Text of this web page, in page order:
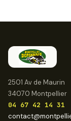
2501 Av de Maurin
34070 Montpellier
04 67 42 14 31